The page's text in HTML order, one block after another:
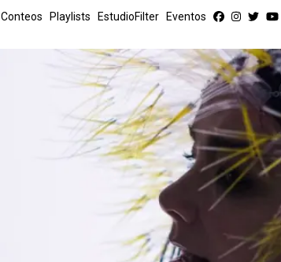
Conteos Playlists EstudioFilter Eventos